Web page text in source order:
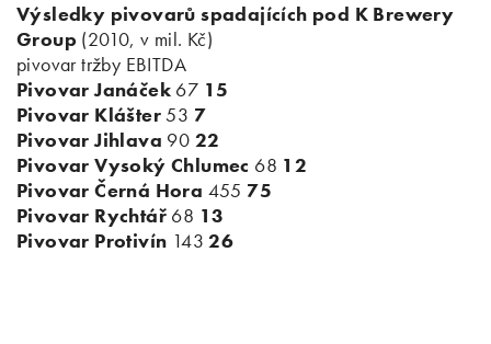
Výsledky pivovarů spadajících pod K Brewery
Group (2010, v mil. Kč)
pivovar tržby EBITDA
Pivovar Janáček 67 15
Pivovar Klášter53 7
Pivovar Jihlava 90 22
Pivovar Vysoký Chlumec 68 12
Pivovar Černá Hora 455 75
Pivovar Rychtář 68 13
Pivovar Protivín 14326